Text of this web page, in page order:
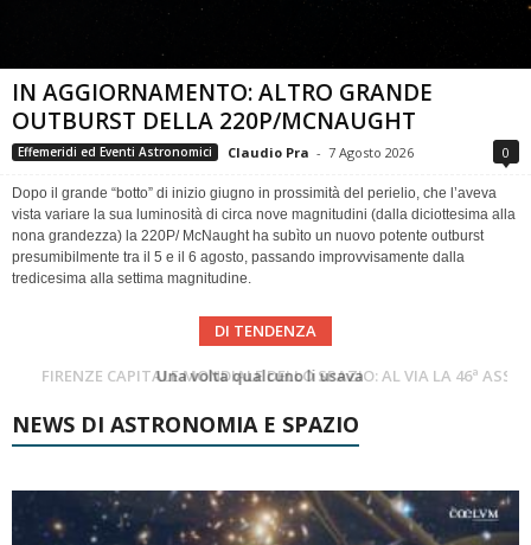
IN AGGIORNAMENTO: ALTRO GRANDE
OUTBURST DELLA 220P/MCNAUGHT
Effemeridi ed Eventi Astronomici Claudio Pra - 7 Agosto 2026 0
Dopo il grande “botto” di inizio giugno in prossimità del perielio, che l’aveva
vista variare la sua luminosità di circa nove magnitudini (dalla diciottesima alla
nona grandezza) la 220P/ McNaught ha subìto un nuovo potente outburst
presumibilmente tra il 5 e il 6 agosto, passando improvvisamente dalla
tredicesima alla settima magnitudine.
DI TENDENZA
FIRENZE CAPITALE MONDIALE DELLO SPAZIO: AL VIA LA 46ª ASSEMBLEA SCIENTIFICA DEL COSPAR
Cielo del Mese di Agosto 2026
NEWS DI ASTRONOMIA E SPAZIO